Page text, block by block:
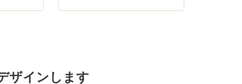
ザインします